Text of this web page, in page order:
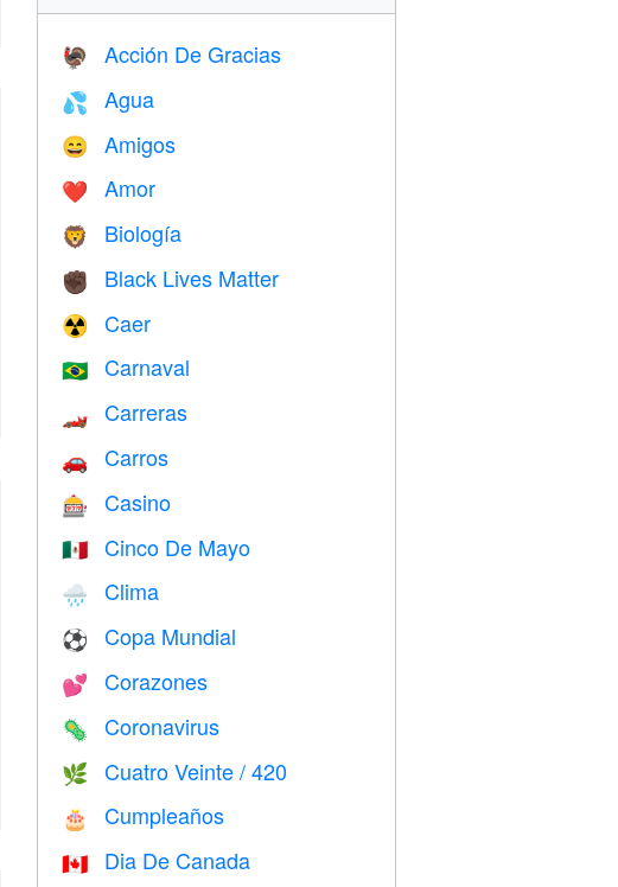
🦃 Acción De Gracias
💦 Agua
😄 Amigos
❤️️ Amor
🦁 Biología
✊🏿 Black Lives Matter
☢️ Caer
🇧🇷 Carnaval
🏎 Carreras
🚗 Carros
🎰 Casino
🇲🇽 Cinco De Mayo
🌧 Clima
⚽ Copa Mundial
💕 Corazones
🦠 Coronavirus
🌿 Cuatro Veinte / 420
🎂 Cumpleaños
🇨🇦 Dia De Canada